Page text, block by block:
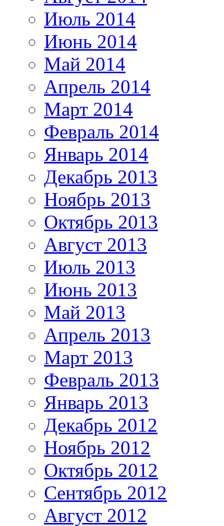
Июль 2014
Июнь 2014
Май 2014
Апрель 2014
Март 2014
Февраль 2014
Январь 2014
Декабрь 2013
Ноябрь 2013
Октябрь 2013
Август 2013
Июль 2013
Июнь 2013
Май 2013
Апрель 2013
Март 2013
Февраль 2013
Январь 2013
Декабрь 2012
Ноябрь 2012
Октябрь 2012
Сентябрь 2012
Август 2012